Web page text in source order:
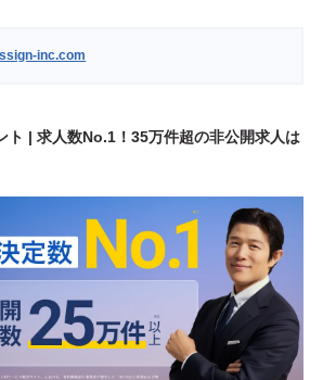
inc.com
ト | 求人数No.1！35万件超の非公開求人は